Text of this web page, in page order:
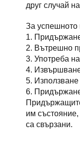
друг случай
За успешното
1.
2. Вътрешно
3. Употреба
4.
5.
6.
им състояние,
са свързани.